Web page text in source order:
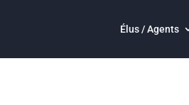
Élus / Agents